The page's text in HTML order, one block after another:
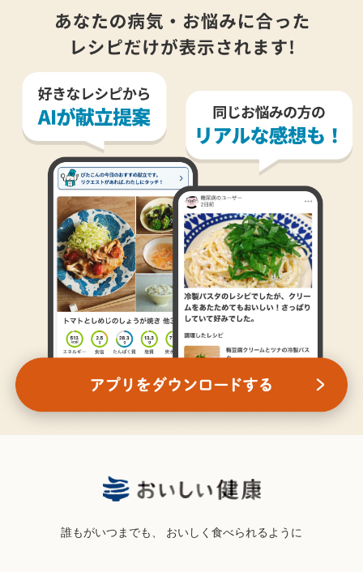
誰もがいつまでも、 おいしく食べられるように